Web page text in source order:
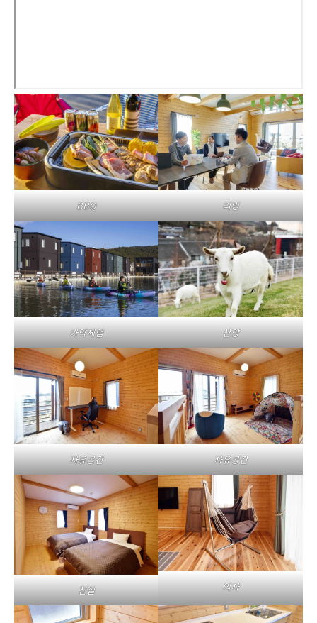
BBQ 리빙
카약체험 산양
자유공간 자유공간
침실 의자